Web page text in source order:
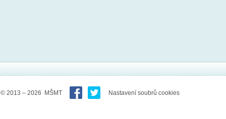
© 2013 – 2026 MŠMT Nastavení soubrů cookies